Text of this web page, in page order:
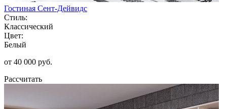
Гостиная Сент-Дейвидс
Стиль:
Классический
Цвет:
Белый
от 40 000 руб.
Рассчитать